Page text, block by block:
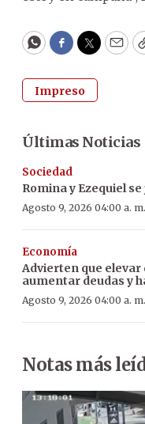
WhatsApp
Facebook
Twitter
Impreso
Últimas Noticias
Sociedad
Romina y Ezequiel
Agosto 9, 2026 04:00 a. m.
Economía
Advierten que
aumentar deudas y
Agosto 9, 2026 04:00 a. m.
Notas más